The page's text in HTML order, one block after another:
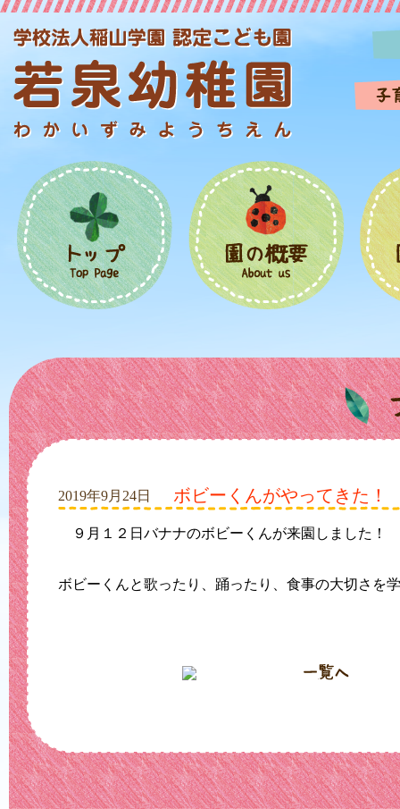
2019年9月24日 ボビーくんがやってきた！
９月１２日バナナのボビーくんが来園しました！
ボビーくんと歌ったり、踊ったり、食事の大切さを